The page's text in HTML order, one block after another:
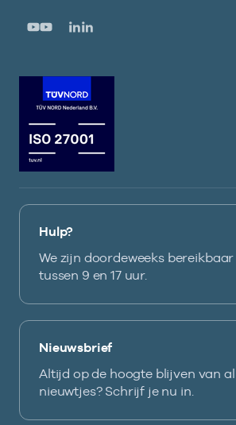
Hulp?
We zijn doordeweeks bereikbaar
tussen 9 en 17 uur.
Nieuwsbrief
Altijd op de hoogte blijven van
nieuwtjes? Schrijf je nu in.